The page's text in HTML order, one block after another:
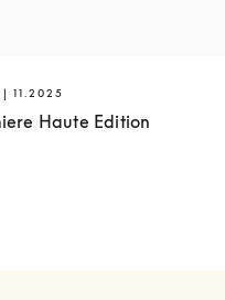
11.2025
Haute Edition